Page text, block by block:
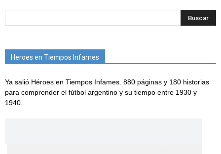
Heroes en Tiempos Infames
Ya salió Héroes en Tiempos Infames. 880 páginas y 180 historias
para comprender el fútbol argentino y su tiempo entre 1930 y
1940.